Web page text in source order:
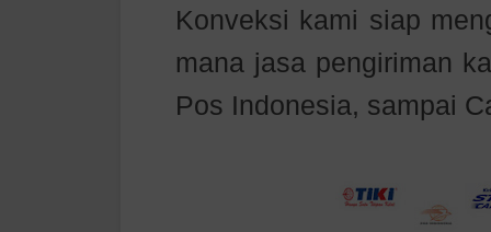
Konveksi kami siap
mana jasa pengiriman
Pos Indonesia, sampai